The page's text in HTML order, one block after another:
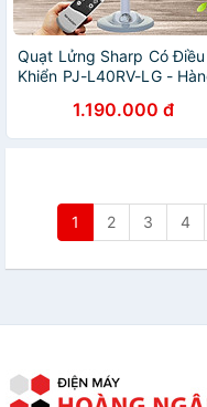
Quạt Lửng Sharp Có Điều
Khiển PJ-L40RV-LG -
1.190.000 đ
1 2 3 4